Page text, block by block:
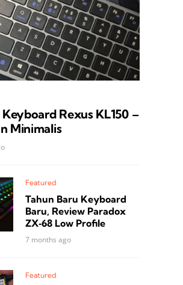
Rexus KL150 –
Minimalis
Featured
Tahun Baru Keyboard
Baru, Review Paradox
ZX‑68 Low Profile
7 months ago
Featured